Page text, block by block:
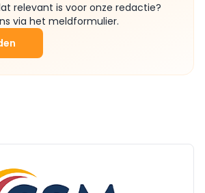
relevant is voor onze redactie?
via het meldformulier.